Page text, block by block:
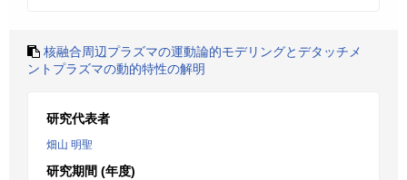
核融合周辺プラズマの運動論的モデリングとデタッチメ
ントプラズマの動的特性の解明
研究代表者
畑山 明聖
研究期間 (年度)